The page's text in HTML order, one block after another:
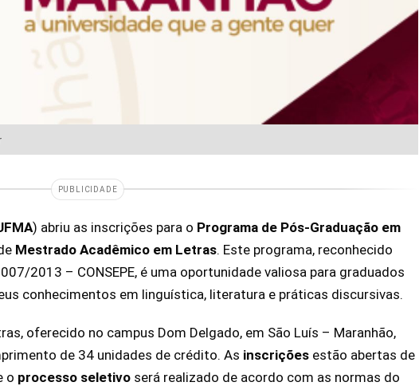
PUBLICIDADE
) abriu as inscrições para o Programa de Pós-Graduação em
Mestrado Acadêmico em Letras. Este programa, reconhecido
2013 – CONSEPE, é uma oportunidade valiosa para graduados
conhecimentos em linguística, literatura e práticas discursivas.
oferecido no campus Dom Delgado, em São Luís – Maranhão,
de 34 unidades de crédito. As inscrições estão abertas de
o processo seletivo será realizado de acordo com as normas do